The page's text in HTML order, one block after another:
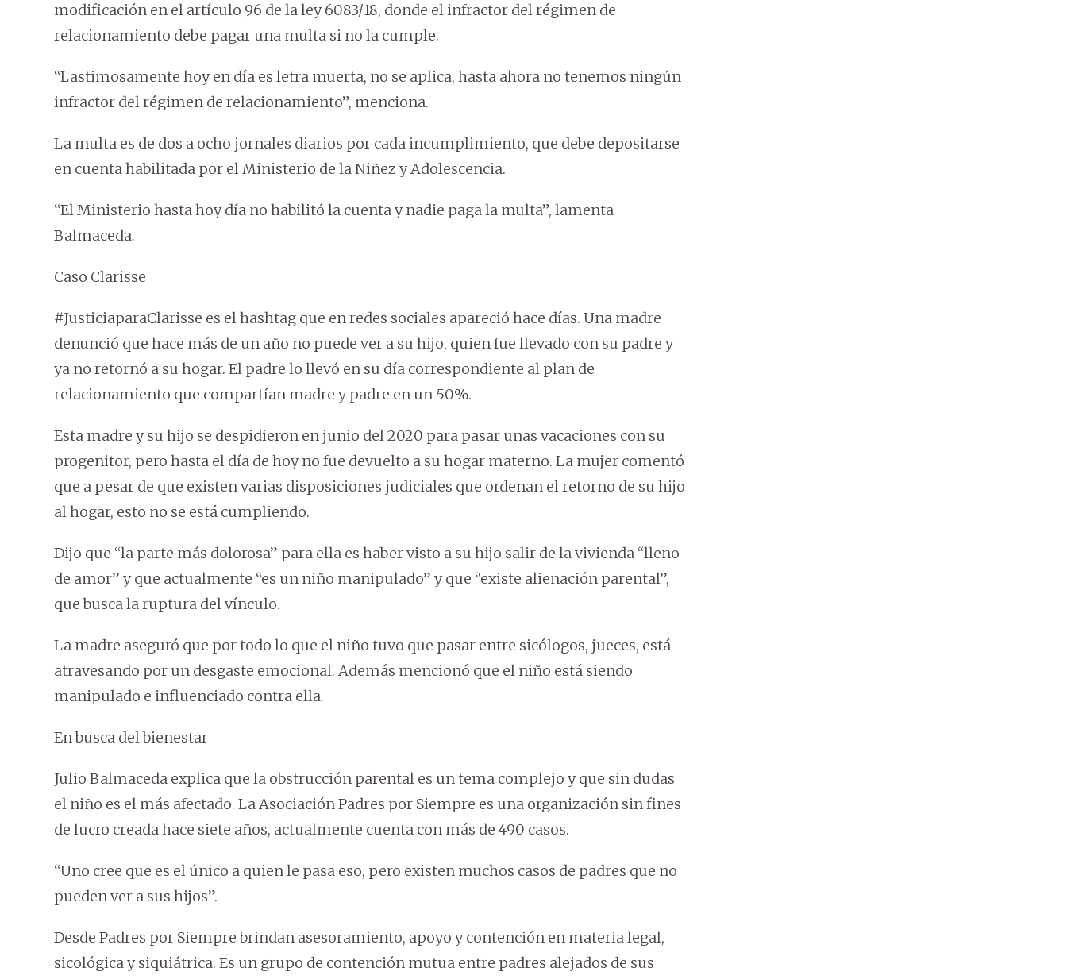
modificación en el artículo 96 de la ley 6083/18, donde el infractor del régimen de
relacionamiento debe pagar una multa si no la cumple.
“Lastimosamente hoy en día es letra muerta, no se aplica, hasta ahora no tenemos ningún
infractor del régimen de relacionamiento”, menciona.
La multa es de dos a ocho jornales diarios por cada incumplimiento, que debe depositarse
en cuenta habilitada por el Ministerio de la Niñez y Adolescencia.
“El Ministerio hasta hoy día no habilitó la cuenta y nadie paga la multa”, lamenta
Balmaceda.
Caso Clarisse
#JusticiaparaClarisse es el hashtag que en redes sociales apareció hace días. Una madre
denunció que hace más de un año no puede ver a su hijo, quien fue llevado con su padre y
ya no retornó a su hogar. El padre lo llevó en su día correspondiente al plan de
relacionamiento que compartían madre y padre en un 50%.
Esta madre y su hijo se despidieron en junio del 2020 para pasar unas vacaciones con su
progenitor, pero hasta el día de hoy no fue devuelto a su hogar materno. La mujer comentó
que a pesar de que existen varias disposiciones judiciales que ordenan el retorno de su hijo
al hogar, esto no se está cumpliendo.
Dijo que “la parte más dolorosa” para ella es haber visto a su hijo salir de la vivienda “lleno
de amor” y que actualmente “es un niño manipulado” y que “existe alienación parental”,
que busca la ruptura del vínculo.
La madre aseguró que por todo lo que el niño tuvo que pasar entre sicólogos, jueces, está
atravesando por un desgaste emocional. Además mencionó que el niño está siendo
manipulado e influenciado contra ella.
En busca del bienestar
Julio Balmaceda explica que la obstrucción parental es un tema complejo y que sin dudas
el niño es el más afectado. La Asociación Padres por Siempre es una organización sin fines
de lucro creada hace siete años, actualmente cuenta con más de 490 casos.
“Uno cree que es el único a quien le pasa eso, pero existen muchos casos de padres que no
pueden ver a sus hijos”.
Desde Padres por Siempre brindan asesoramiento, apoyo y contención en materia legal,
sicológica y siquiátrica. Es un grupo de contención mutua entre padres alejados de sus